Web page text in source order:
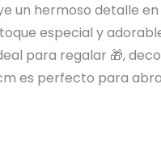
un hermoso detalle
especial y
para regalar 🎁,
es perfecto para